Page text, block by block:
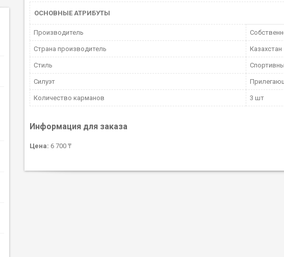
ОСНОВНЫЕ АТРИБУТЫ
Производитель
Страна производитель Казахстан
Стиль
Силуэт
Количество карманов 3 шт
Информация для заказа
Цена: 6 700 ₸